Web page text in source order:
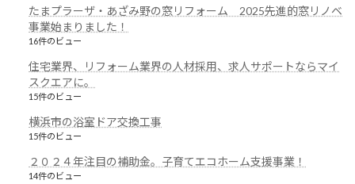
たまプラーザ・あざみ野の窓リフォーム 2025先進的窓リノベ
事業始まりました！
16件のビュー
住宅業界、リフォーム業界の人材採用、求人サポートならマイ
スクエアに。
15件のビュー
横浜市の浴室ドア交換工事
15件のビュー
２０２４年注目の補助金。子育てエコホーム支援事業！
14件のビュー